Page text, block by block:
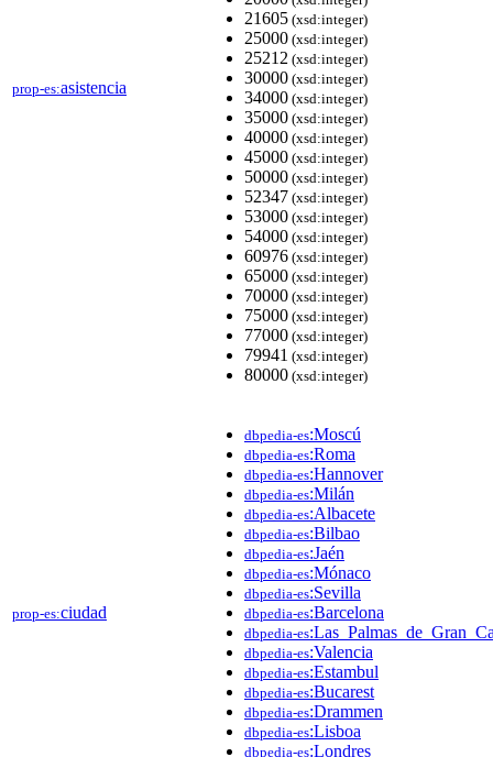
prop-es:asistencia
21605 (xsd:integer)
25000 (xsd:integer)
25212 (xsd:integer)
30000 (xsd:integer)
34000 (xsd:integer)
35000 (xsd:integer)
40000 (xsd:integer)
45000 (xsd:integer)
50000 (xsd:integer)
52347 (xsd:integer)
53000 (xsd:integer)
54000 (xsd:integer)
60976 (xsd:integer)
65000 (xsd:integer)
70000 (xsd:integer)
75000 (xsd:integer)
77000 (xsd:integer)
79941 (xsd:integer)
80000 (xsd:integer)
prop-es:ciudad
dbpedia-es:Moscú
dbpedia-es:Roma
dbpedia-es:Hannover
dbpedia-es:Milán
dbpedia-es:Albacete
dbpedia-es:Bilbao
dbpedia-es:Jaén
dbpedia-es:Mónaco
dbpedia-es:Sevilla
dbpedia-es:Barcelona
dbpedia-es
dbpedia-es:Valencia
dbpedia-es:Estambul
dbpedia-es:Bucarest
dbpedia-es:Drammen
dbpedia-es:Lisboa
dbpedia-es:Londres